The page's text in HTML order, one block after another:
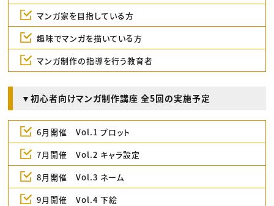
マンガ家を目指している方
趣味でマンガを描いている方
マンガ制作の指導を行う教育者
▼初心者向けマンガ制作講座 全5回の実施予定
6月開催 Vol.1 プロット
7月開催 Vol.2 キャラ設定
8月開催 Vol.3 ネーム
9月開催 Vol.4 下絵